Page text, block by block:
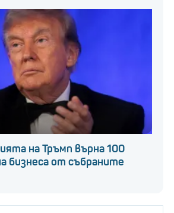
на Тръмп върна 100
бизнеса от събраните